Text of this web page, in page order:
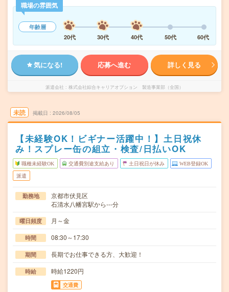
職場の雰囲気
年齢層
20代
30代 40代 50代 60代
気になる! 応募へ進む 詳しく見る
派遣会社 株式会社綜合キャリアオプション 製造事業部（全国）
未読 掲載日 2026/08/05
【未経験OK！ビギナー活躍中！】土日祝休
み！スプレー缶の組立・検査/日払いOK
職種未経験OK 交通費別途支給あり 土日祝日が休み WEB登録OK
派遣
勤務地
京都市伏見区
石清水八幡宮駅から---分
曜日頻度 月～金
時間 08:30～17:30
期間 長期でお仕事できる方、大歓迎！
時給 時給1220円
交通費